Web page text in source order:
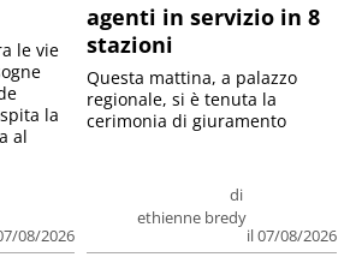
08/2026
le vie
la
al
agenti in servizio in 8
stazioni
di
ethienne bredy
il 07/08/2026
Questa mattina, a palazzo
regionale, si è tenuta la
cerimonia di giuramento